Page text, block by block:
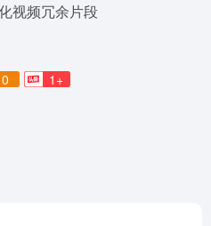
视频冗余片段
0 1+